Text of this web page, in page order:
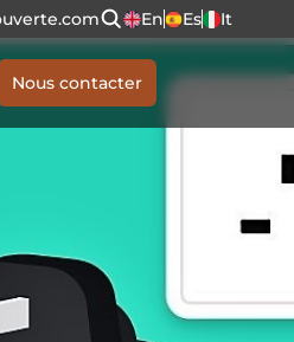
En Es It
Nous contacter